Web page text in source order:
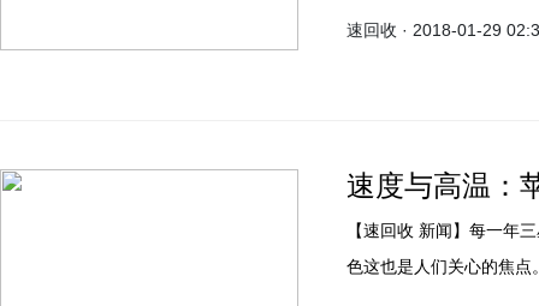
体来说就是降低了A3工
速回收 · 2018-01-29
速度与高温：
【速回收 新闻】每一年三星 S 系列都会和 iPhone 作比较，手机界两大巨头谁更出
色这也是人们关心的焦